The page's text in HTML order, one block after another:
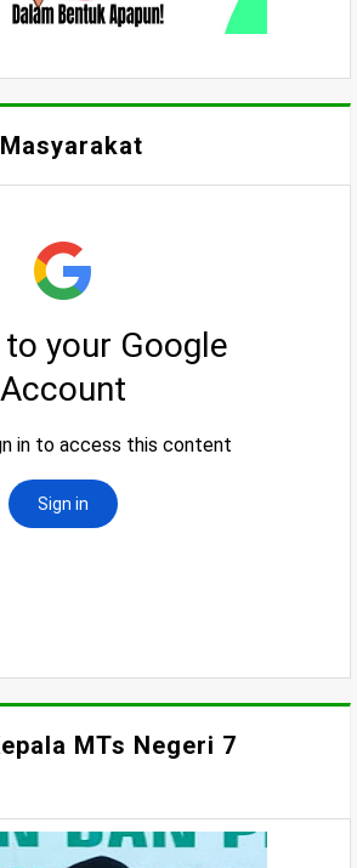
MTs Negeri 7